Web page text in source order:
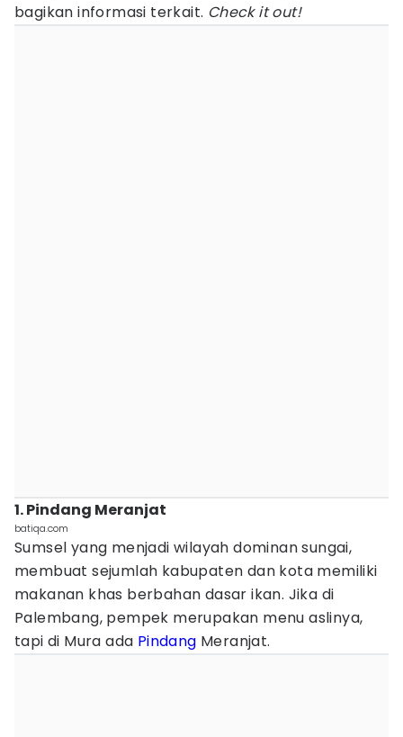
bagikan informasi terkait. Check it out!
1. Pindang Meranjat
batiqa.com
Sumsel yang menjadi wilayah dominan sungai,
membuat sejumlah kabupaten dan kota memiliki
makanan khas berbahan dasar ikan. Jika di
Palembang, pempek merupakan menu aslinya,
tapi di Mura ada Pindang Meranjat.